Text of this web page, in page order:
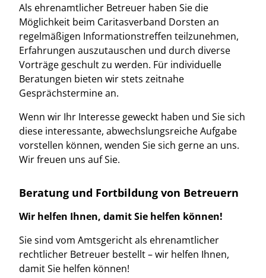
Als ehrenamtlicher Betreuer haben Sie die
Möglichkeit beim Caritasverband Dorsten an
regelmäßigen Informationstreffen teilzunehmen,
Erfahrungen auszutauschen und durch diverse
Vorträge geschult zu werden. Für individuelle
Beratungen bieten wir stets zeitnahe
Gesprächstermine an.
Wenn wir Ihr Interesse geweckt haben und Sie sich
diese interessante, abwechslungsreiche Aufgabe
vorstellen können, wenden Sie sich gerne an uns.
Wir freuen uns auf Sie.
Beratung und Fortbildung von Betreuern
Wir helfen Ihnen, damit Sie helfen können!
Sie sind vom Amtsgericht als ehrenamtlicher
rechtlicher Betreuer bestellt – wir helfen Ihnen,
damit Sie helfen können!